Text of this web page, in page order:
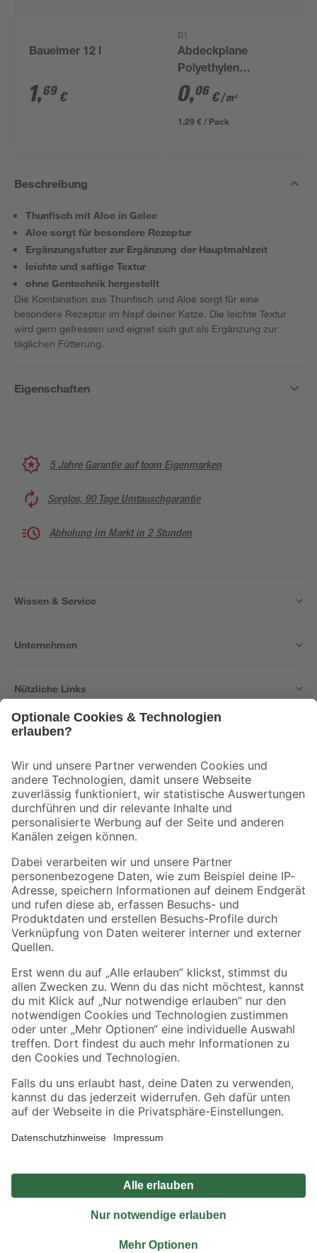
Baueimer 12 l
1,69 €
B1
Abdeckplane
Polyethylen
transparent 4 x 5 m
0,06 €/ m²
1,29 € / Pack
Beschreibung
Thunfisch mit Aloe in Gelee
Aloe sorgt für besondere Rezeptur
Ergänzungsfutter zur Ergänzung der Hauptmahlzeit
leichte und saftige Textur
ohne Gentechnik hergestellt
Die Kombination aus Thunfisch und Aloe sorgt für eine
besondere Rezeptur im Napf deiner Katze. Die leichte Textur
wird gern gefressen und eignet sich gut als Ergänzung zur
täglichen Fütterung.
Eigenschaften
5 Jahre Garantie auf toom Eigenmarken
Sorglos, 90 Tage Umtauschgarantie
Abholung im Markt in 2 Stunden
Wissen & Service
Unternehmen
Nützliche Links
Der toom Newsletter: Keine Angebote und Aktionen mehr verpassen!
Zur Newsletter Anmeldung
Folge uns
Zahlungsarten Versandarten
Sicher einkaufen
Jetzt die toom-App herunterladen
Alle Preisangaben in EUR inkl. gesetzl. MwSt.. Die dargestellten Angebote sind unter
Umständen nicht in allen Märkten verfügbar. Die angegebenen Verfügbarkeiten beziehen
Produkte nur solange der Vorrat reicht.
*Paketversand ab 59 € versandkostenfrei, gilt nicht für Artikel mit Speditionsversand, hier
Privatsphäre Impressum
Nutzungsbedingungen
Widerrufsrecht
Vertrag widerrufen
© 2026 toom Baumarkt GmbH